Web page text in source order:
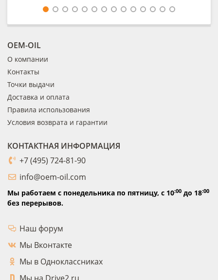
OEM-OIL
О компании
Контакты
Точки выдачи
Доставка и оплата
Правила использования
Условия возврата и гарантии
КОНТАКТНАЯ ИНФОРМАЦИЯ
+7 (495) 724-81-90
info@oem-oil.com
Мы работаем с понедельника по пятницу, с 10:00 до 18:00
без перерывов.
Наш форум
Мы Вконтакте
Мы в Одноклассниках